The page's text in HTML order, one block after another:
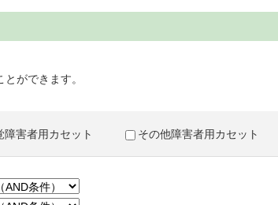
とができます。
障害者用カセット その他障害者用カセット